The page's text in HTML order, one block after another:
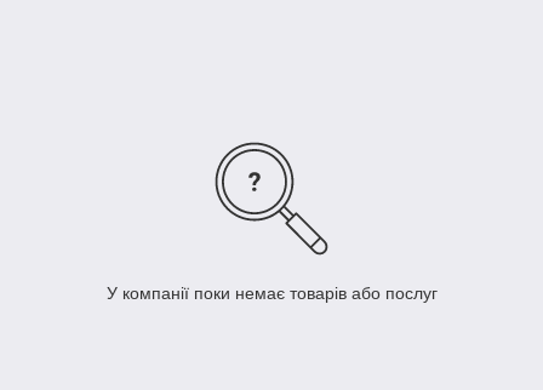
У компанії поки немає товарів або послуг